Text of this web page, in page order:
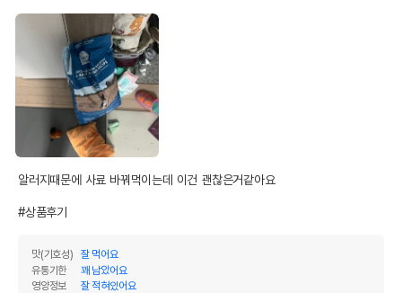
알러지때문에 사료 바꿔먹이는데 이건 괜찮은거같아요
#상품후기
맛(기호성)
잘 먹어요
유통기한
꽤 남았어요
영양정보
잘 적혀있어요